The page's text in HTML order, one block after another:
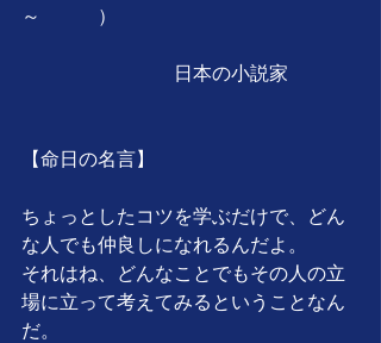
～　　　）
日本の小説家
【命日の名言】
ちょっとしたコツを学ぶだけで、どん
な人でも仲良しになれるんだよ。
それはね、どんなことでもその人の立
場に立って考えてみるということなん
だ。